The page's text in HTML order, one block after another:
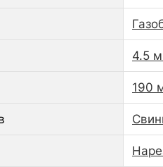
4.5
190